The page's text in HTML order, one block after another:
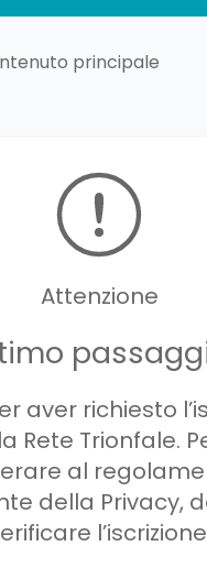
principale
Attenzione
aver richiesto
Rete Trionfale.
al
della Privacy,